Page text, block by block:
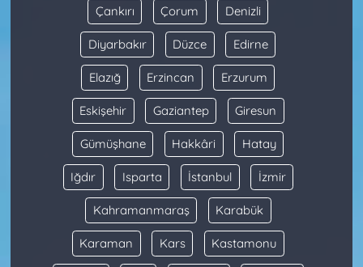
Çankırı Çorum Denizli
Diyarbakır Düzce Edirne
Elazığ Erzincan Erzurum
Eskişehir Gaziantep Giresun
Gümüşhane Hakkâri Hatay
Iğdır Isparta İstanbul İzmir
Kahramanmaraş Karabük
Karaman Kars Kastamonu